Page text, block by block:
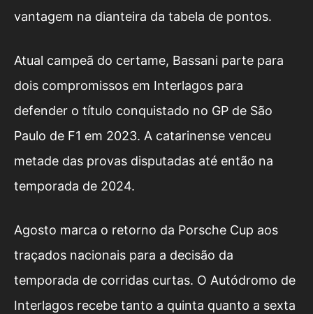
vantagem na dianteira da tabela de pontos.
Atual campeã do certame, Bassani parte para
dois compromissos em Interlagos para
defender o título conquistado no GP de São
Paulo de F1 em 2023. A catarinense venceu
metade das provas disputadas até então na
temporada de 2024.
Agosto marca o retorno da Porsche Cup aos
traçados nacionais para a decisão da
temporada de corridas curtas. O Autódromo de
Interlagos recebe tanto a quinta quanto a sexta